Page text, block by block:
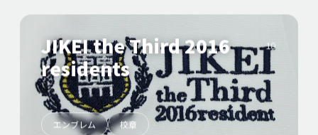
JIKEI the Third 2016
residents
10
エンブレム 校章